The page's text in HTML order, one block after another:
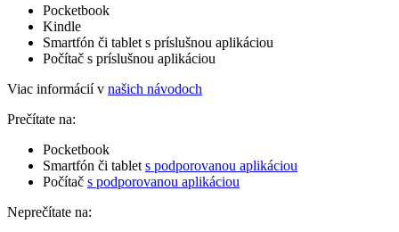
Pocketbook
Kindle
Smartfón či tablet s príslušnou aplikáciou
Počítač s príslušnou aplikáciou
Viac informácií v našich návodoch
Prečítate na:
Pocketbook
Smartfón či tablet s podporovanou aplikáciou
Počítač s podporovanou aplikáciou
Neprečítate na: